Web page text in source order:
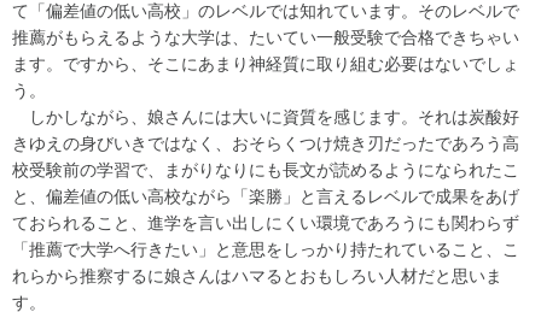
て「偏差値の低い高校」のレベルでは知れています。そのレベルで
推薦がもらえるような大学は、たいてい一般受験で合格できちゃい
ます。ですから、そこにあまり神経質に取り組む必要はないでしょ
う。
しかしながら、娘さんには大いに資質を感じます。それは炭酸好
きゆえの身びいきではなく、おそらくつけ焼き刃だったであろう高
校受験前の学習で、まがりなりにも長文が読めるようになられたこ
と、偏差値の低い高校ながら「楽勝」と言えるレベルで成果をあげ
ておられること、進学を言い出しにくい環境であろうにも関わらず
「推薦で大学へ行きたい」と意思をしっかり持たれていること、こ
れらから推察するに娘さんはハマるとおもしろい人材だと思いま
す。